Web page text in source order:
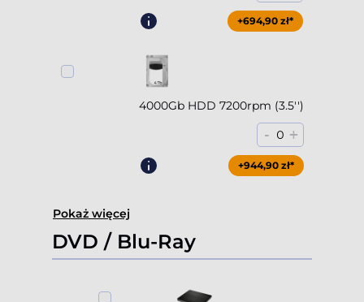
+694,90 zł*
4000Gb HDD 7200rpm (3.5'')
- 0 +
+944,90 zł*
Pokaż więcej
DVD / Blu-Ray